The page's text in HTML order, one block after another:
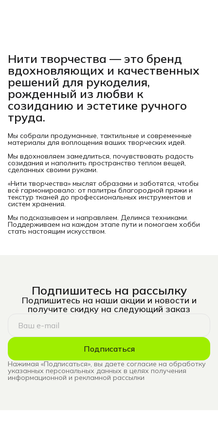
Нити творчества — это бренд
вдохновляющих и качественных
решений для рукоделия,
рожденный из любви к
созиданию и эстетике ручного
труда.
Мы собрали продуманные, тактильные и современные
материалы для воплощения ваших творческих идей.
Мы вдохновляем замедлиться, почувствовать радость
созидания и наполнить пространство теплом вещей,
сделанных своими руками.
«Нити творчества» мыслят образами и заботятся, чтобы
всё гармонировало: от палитры благородной пряжи и
текстур тканей до профессиональных инструментов и
систем хранения.
Мы подсказываем и направляем. Делимся техниками.
Поддерживаем на каждом этапе пути и помогаем хобби
стать настоящим искусством.
Подпишитесь на рассылку
Подпишитесь на наши акции и новости и
получите скидку на следующий заказ
Подписаться
Нажимая «Подписаться», вы даете согласие на обработку
указанных персональных данных в целях получения
информационной и рекламной рассылки